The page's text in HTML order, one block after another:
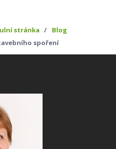
stránka
Blog
spoření